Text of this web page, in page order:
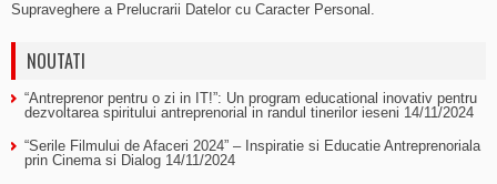
Supraveghere a Prelucrarii Datelor cu Caracter Personal.
NOUTATI
“Antreprenor pentru o zi in IT!”: Un program educational inovativ pentru
dezvoltarea spiritului antreprenorial in randul tinerilor ieseni 14/11/2024
“Serile Filmului de Afaceri 2024” – Inspiratie si Educatie Antreprenoriala
prin Cinema si Dialog 14/11/2024